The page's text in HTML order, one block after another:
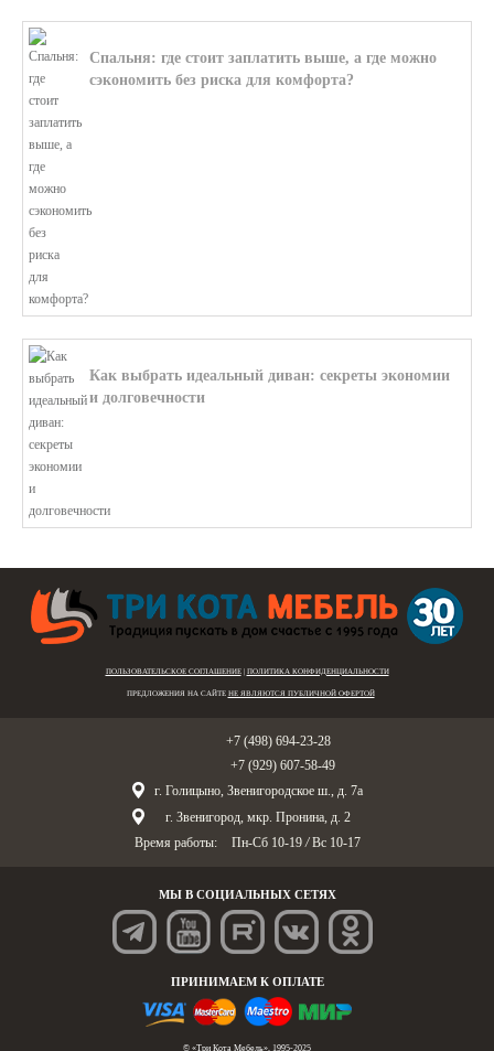
Спальня: где стоит заплатить выше, а где можно
сэкономить без риска для комфорта?
Как выбрать идеальный диван: секреты экономии
и долговечности
ПОЛЬЗОВАТЕЛЬСКОЕ СОГЛАШЕНИЕ| ПОЛИТИКА КОНФИДЕНЦИАЛЬНОСТИ
ПРЕДЛОЖЕНИЯ НА САЙТЕ НЕ ЯВЛЯЮТСЯ ПУБЛИЧНОЙ ОФЕРТОЙ
+7 (498) 694-23-28
+7 (929) 607-58-49
г. Голицыно, Звенигородское ш., д. 7а
г. Звенигород, мкр. Пронина, д. 2
Время работы:
Пн-Сб 10-19 / Вс 10-17
МЫ В СОЦИАЛЬНЫХ СЕТЯХ
ПРИНИМАЕМ К ОПЛАТЕ
© «Три Кота Мебель», 1995-2025